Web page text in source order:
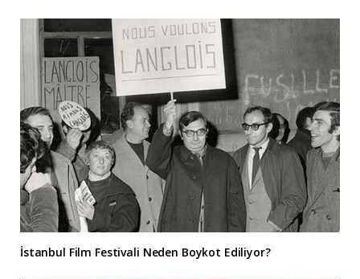
İstanbul Film Festivali Neden Boykot Ediliyor?